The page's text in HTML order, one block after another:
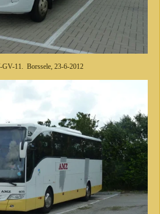
GV-11. Borssele, 23-6-2012